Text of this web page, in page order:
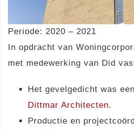
Periode: 2020 – 2021
In opdracht van
met medewerking van Did
Het gevelgedicht was
Dittmar Architecten.
Productie en